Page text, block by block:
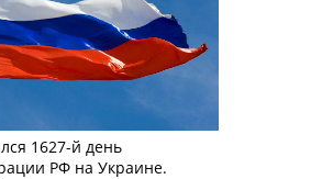
1627-й день
РФ на Украине.